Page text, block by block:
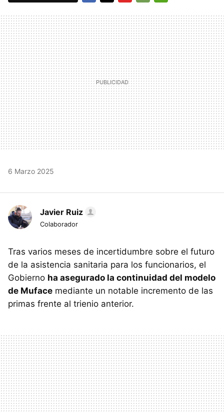
MAIL
6 Marzo 2025
Javier Ruiz
Colaborador
Tras varios meses de incertidumbre sobre el futuro
de la asistencia sanitaria para los funcionarios, el
Gobierno ha asegurado la continuidad del modelo
de Muface mediante un notable incremento de las
primas frente al trienio anterior.